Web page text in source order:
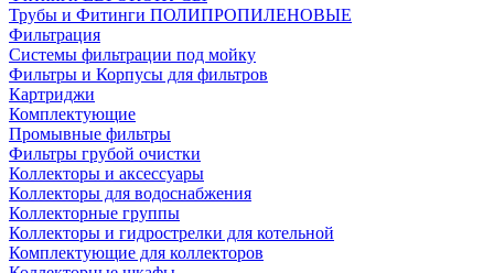
Трубы и Фитинги ПОЛИПРОПИЛЕНОВЫЕ
Фильтрация
Системы фильтрации под мойку
Фильтры и Корпусы для фильтров
Картриджи
Комплектующие
Промывные фильтры
Фильтры грубой очистки
Коллекторы и аксессуары
Коллекторы для водоснабжения
Коллекторные группы
Коллекторы и гидрострелки для котельной
Комплектующие для коллекторов